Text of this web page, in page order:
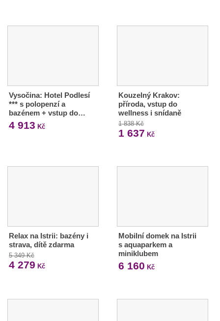
Vysočina: Hotel Podlesí
*** s polopenzí a
bazénem + vstup do…
4 913 Kč
Kouzelný Krakov:
příroda, vstup do
wellness i snídaně
1 838 Kč
1 637 Kč
Relax na Istrii: bazény i
strava, dítě zdarma
5 349 Kč
4 279 Kč
Mobilní domek na Istrii
s aquaparkem a
miniklubem
6 160 Kč